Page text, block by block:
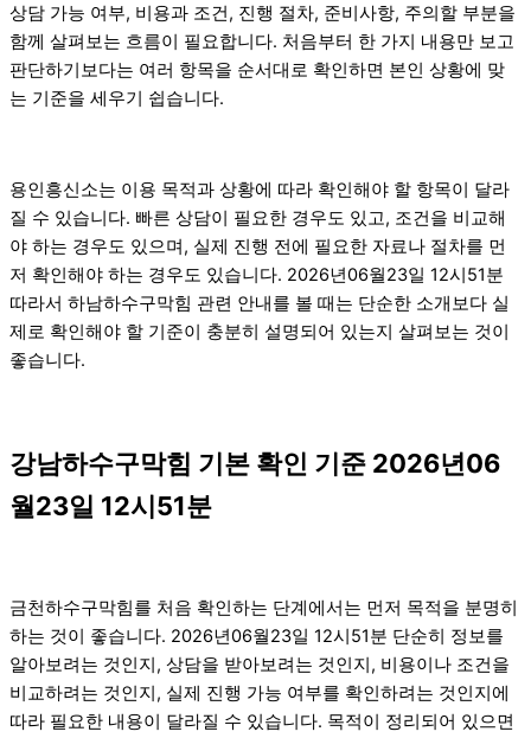
상담 가능 여부, 비용과 조건, 진행 절차, 준비사항, 주의할 부분을
함께 살펴보는 흐름이 필요합니다. 처음부터 한 가지 내용만 보고
판단하기보다는 여러 항목을 순서대로 확인하면 본인 상황에 맞
는 기준을 세우기 쉽습니다.
용인흥신소는 이용 목적과 상황에 따라 확인해야 할 항목이 달라
질 수 있습니다. 빠른 상담이 필요한 경우도 있고, 조건을 비교해
야 하는 경우도 있으며, 실제 진행 전에 필요한 자료나 절차를 먼
저 확인해야 하는 경우도 있습니다. 2026년06월23일 12시51분
따라서 하남하수구막힘 관련 안내를 볼 때는 단순한 소개보다 실
제로 확인해야 할 기준이 충분히 설명되어 있는지 살펴보는 것이
좋습니다.
강남하수구막힘 기본 확인 기준 2026년06
월23일 12시51분
금천하수구막힘를 처음 확인하는 단계에서는 먼저 목적을 분명히
하는 것이 좋습니다. 2026년06월23일 12시51분 단순히 정보를
알아보려는 것인지, 상담을 받아보려는 것인지, 비용이나 조건을
비교하려는 것인지, 실제 진행 가능 여부를 확인하려는 것인지에
따라 필요한 내용이 달라질 수 있습니다. 목적이 정리되어 있으면